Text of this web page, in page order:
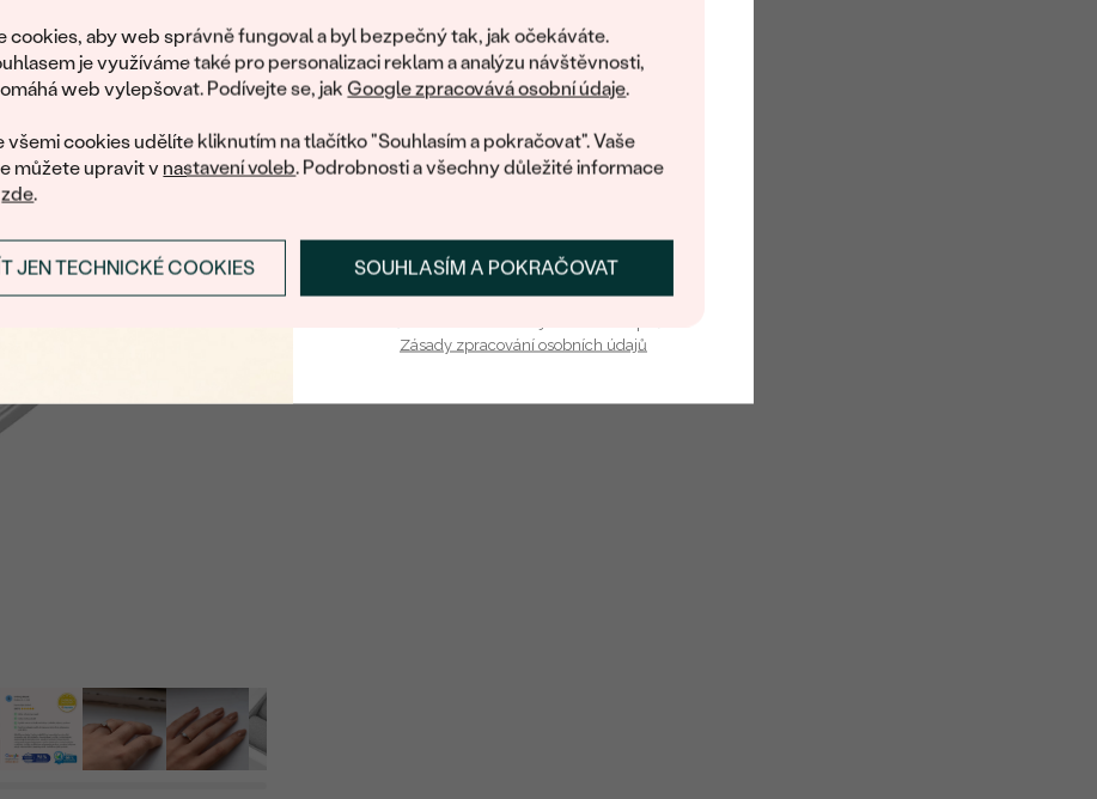
cookies, aby web správně fungoval a byl bezpečný tak, jak očekáváte.
je využíváme také pro personalizaci reklam a analýzu návštěvnosti,
web vylepšovat. Podívejte se, jakGoogle zpracovává osobní údaje.
všemi cookies udělíte kliknutím na tlačítko "Souhlasím a pokračovat". Vaše
můžete upravit v nastavení voleb. Podrobnosti a všechny důležité informace
zde.
SOUHLASÍM A POKRAČOVAT
JEN TECHNICKÉ COOKIES
poctivě vyráběných šperků Eppi.
Jako dárek na přivítání vám obratem
zašleme slevový kód na váš první
PŘIHLÁSIT SE A ZÍSKAT SLEVU
Zásady zpracování osobních údajů